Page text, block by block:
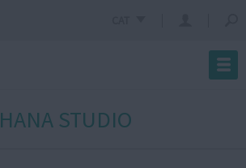
HANA STUDIO